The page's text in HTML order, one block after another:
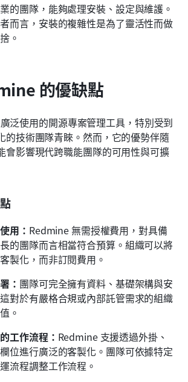
的團隊，能夠處理安裝、設定與維護。
而言，安裝的複雜性是為了靈活性而做
。
的優缺點
泛使用的開源專案管理工具，特別受到
的技術團隊青睞。然而，它的優勢伴隨
會影響現代跨職能團隊的可用性與可擴
用： Redmine 無需授權費用，對具備
的團隊而言相當符合預算。組織可以將
製化，而非訂閱費用。
： 團隊可完全擁有資料、基礎架構與安
對於有嚴格合規或內部託管需求的組織
。
工作流程： Redmine 支援透過外掛、
位進行廣泛的客製化。團隊可依據特定
流程調整工作流程。